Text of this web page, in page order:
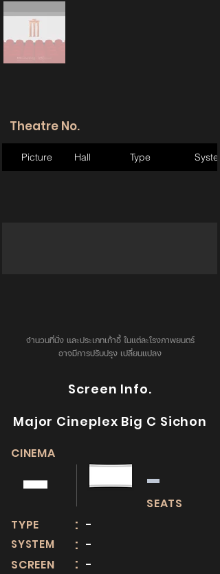
Theatre No.
Picture Hall Type System
จำนวนที่นั่ง และประเภทเก้าอี้ ในแต่ละโรงภาพยนตร์
อาจมีการปรับปรุง เปลี่ยนแปลง
Screen Info.
Major Cineplex Big C Sichon
-
CINEMA
TYPE
SYSTEM
SCREEN
:
:
:
-
-
-
SEATS
-